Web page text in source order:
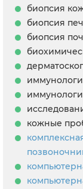
биопсия
биопсия
биопсия
кожные